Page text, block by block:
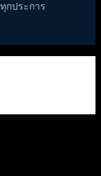
กประการ